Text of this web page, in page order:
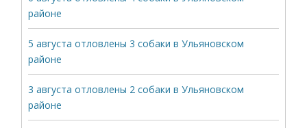
районе
5 августа отловлены 3 собаки в Ульяновском
районе
3 августа отловлены 2 собаки в Ульяновском
районе